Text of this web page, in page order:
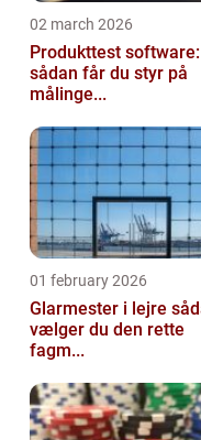
02 march 2026
Produkttest software:
sådan får du styr på
målinge...
01 february 2026
Glarmester i lejre sådan
vælger du den rette
fagm...